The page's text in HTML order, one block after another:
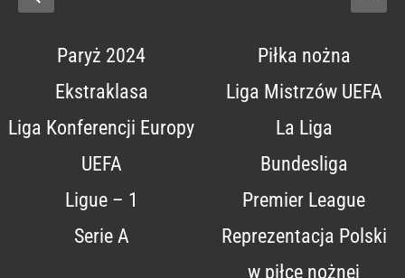
Paryż 2024
Piłka nożna
Ekstraklasa
Liga Mistrzów UEFA
Liga Konferencji Europy
UEFA
La Liga
Bundesliga
Ligue – 1
Premier League
Serie A
Reprezentacja Polski
w piłce nożnej